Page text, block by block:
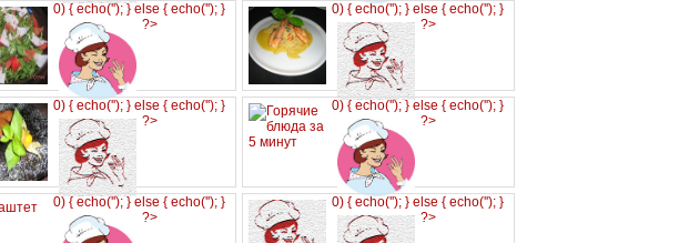
0) { echo(''); } else { echo(''); }
?>
0) { echo(''); } else { echo(''); }
?>
0) { echo(''); } else { echo(''); }
?>
0) { echo(''); } else { echo(''); }
?>
0) { echo(''); } else { echo(''); }
?>
0) { echo(''); } else { echo(''); }
?>